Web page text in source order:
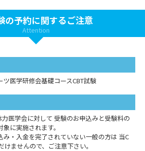
の予約に関するご注意
Attention
ツ医学研修会基礎コースCBT試験
力医学会に対して 受験のお申込みと受験料の
に実施されます。
・入金を完了されていない一般の方は 当C
ませんので、ご注意下さい。